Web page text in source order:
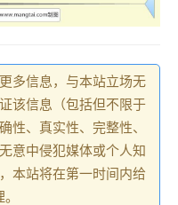
多信息，与本站立场无
该信息（包括但不限于
性、真实性、完整性、
意中侵犯媒体或个人知
本站将在第一时间内给